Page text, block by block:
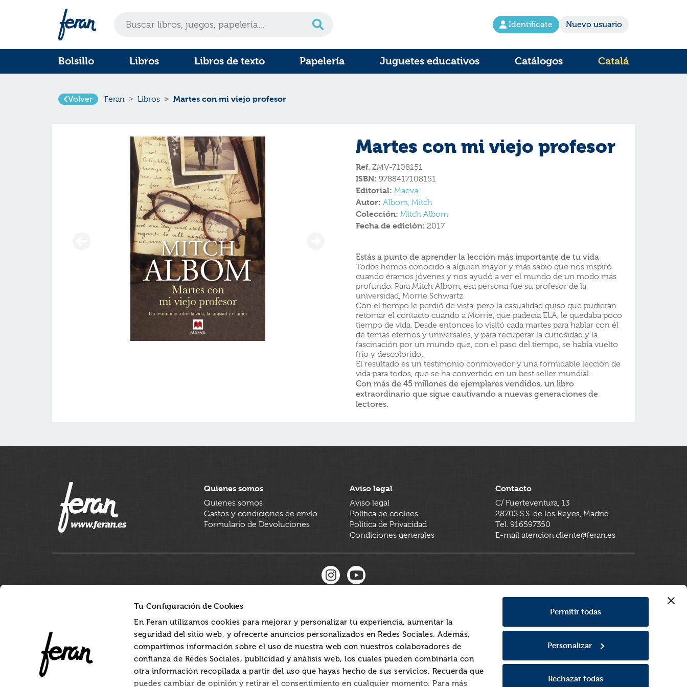
Tu Configuración de Cookies
En Feran utilizamos cookies para mejorar y personalizar tu experiencia, aumentar la
seguridad del sitio web, y ofrecerte anuncios personalizados en Redes Sociales. Además,
compartimos información sobre el uso de nuestra web con nuestros colaboradores de
confianza de Redes Sociales, publicidad y análisis web, los cuales pueden combinarla con
otra información recopilada a partir del uso que hayas hecho de sus servicios. Recuerda que
puedes cambiar de opinión y retirar el consentimiento en cualquier momento. Para más
Permitir todas
Personalizar
Rechazar todas
Identifícate Nuevo usuario
Bolsillo Libros Libros de texto Papelería Juguetes educativos Catálogos Catalá
Volver Feran Libros Martes con mi viejo profesor
Martes con mi viejo profesor
Ref. ZMV-7108151
ISBN: 9788417108151
Editorial: Maeva
Autor: Albom, Mitch
Colección: Mitch Albom
Fecha de edición: 2017
Estás a punto de aprender la lección más importante de tu vida
Todos hemos conocido a alguien mayor y más sabio que nos inspiró
cuando éramos jóvenes y nos ayudó a ver el mundo de un modo más
profundo. Para Mitch Albom, esa persona fue su profesor de la
universidad, Morrie Schwartz.
Con el tiempo le perdió de vista, pero la casualidad quiso que pudieran
retomar el contacto cuando a Morrie, que padecía ELA, le quedaba poco
tiempo de vida. Desde entonces lo visitó cada martes para hablar con él
de temas eternos y universales, y para recuperar la curiosidad y la
fascinación por un mundo que, con el paso del tiempo, se había vuelto
frío y descolorido.
El resultado es un testimonio conmovedor y una formidable lección de
vida para todos, que se ha convertido en un best seller mundial.
Con más de 45 millones de ejemplares vendidos, un libro
extraordinario que sigue cautivando a nuevas generaciones de
lectores.
Quienes somos
Quienes somos
Gastos y condiciones de envío
Formulario de Devoluciones
Aviso legal
Aviso legal
Política de cookies
Política de Privacidad
Condiciones generales
Contacto
C/ Fuerteventura, 13
28703 S.S. de los Reyes, Madrid
Tel. 916597350
E-mail atencion.cliente@feran.es